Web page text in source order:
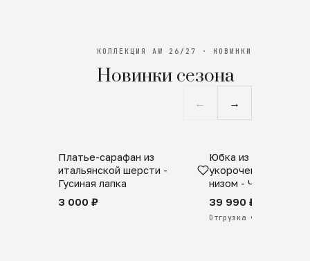
КОЛЛЕКЦИЯ AW 26/27 · НОВИНКИ
Новинки сезона
← →
SALE
Платье-сарафан из
итальянской шерсти -
Гусиная лапка
3 000 ₽
ПРЕДЗАКАЗ
Юбка из
укороченная с
низом - Черный
39 990 ₽
Отгрузка через 25 дней